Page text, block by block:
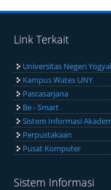
Link Terkait
Universitas Negeri
Kampus Wates UNY
Pascasarjana
Be - Smart
Sistem Informasi
Perpustakaan
Pusat Komputer
Sistem Informasi